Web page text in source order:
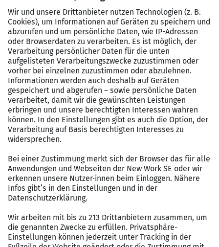
Mehrere Teamevents im Jahr & monatliche
Closing-Events
Moderne Offices in Top-Lage
Sabbatical-Option
30 Urlaubstage, die je nach Dauer der
Unternehmenszugehörigkeit steigen + zusätzliche
Wellbeing-Tage
Betriebliche Altersvorsorge
Corporate Benefits & Wellhub-Mitgliedschaft
Bezuschussung zum Auto-Leasing
Kein 9-to-5-Konzernumfeld, sondern
Zusätzliche Leistungen zu besserer Vereinbarkeit
von Beruf & Familie, wie 10 Kindkranktage, einen